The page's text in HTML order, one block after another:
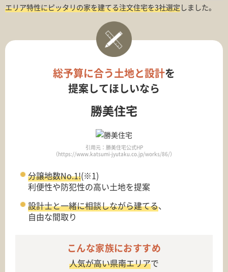
エリア特性にピッタリの家を建てる注文住宅を3社選定しました。
総予算に合う土地と設計を
提案してほしいなら
勝美住宅
引用元：勝美住宅公式HP
（https://www.katsumi-jyutaku.co.jp/works/86/）
分譲地数No.1!(※1)
利便性や防犯性の高い土地を提案
設計士と一緒に相談しながら建てる、
自由な間取り
こんな家族におすすめ
人気が高い県南エリアで